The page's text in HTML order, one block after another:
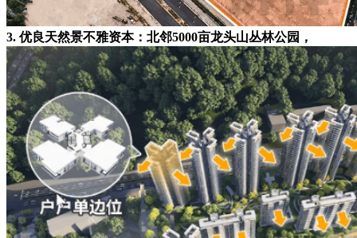
3. 优良天然景不雅资本：北邻5000亩龙头山丛林公园，